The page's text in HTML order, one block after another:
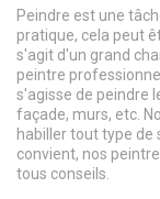
Peindre est une
pratique, cela peut
s'agit d'un grand
peintre
s'agisse de peindre
façade, murs, etc.
habiller tout type de
convient, nos
tous conseils.